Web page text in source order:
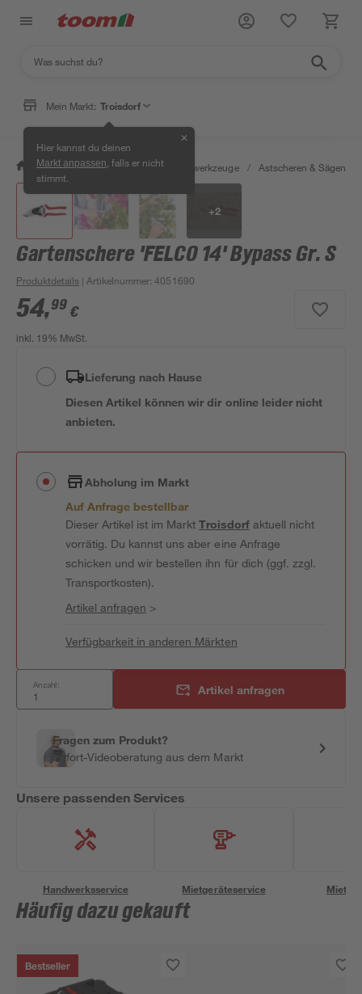
Mein Markt: Troisdorf
Hier kannst du deinen
Markt anpassen , falls er nicht
stimmt.
✕
/ Garten & Freizeit / Gartenhandwerkzeuge / Astscheren & Sägen
+2
Gartenschere 'FELCO 14' Bypass Gr. S
Produktdetails | Artikelnummer:4051690
54,99 €
inkl. 19% MwSt.
Lieferung nach Hause
Diesen Artikel können wir dir online leider nicht
anbieten.
Abholung im Markt
Auf Anfrage bestellbar
Dieser Artikel ist im MarktTroisdorfaktuell nicht
vorrätig. Du kannst uns aber eine Anfrage
schicken und wir bestellen ihn für dich (ggf. zzgl.
Transportkosten).
Artikel anfragen >
Verfügbarkeit in anderen Märkten
Anzahl: Artikel anfragen
Fragen zum Produkt?
Sofort-Videoberatung aus dem Markt
Unsere passenden Services
Handwerksservice Mietgeräteservice
Häufig dazu gekauft
Bestseller